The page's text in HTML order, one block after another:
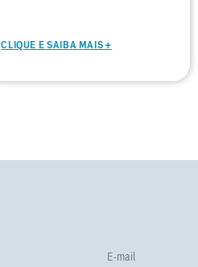
CLIQUE E SAIBA MAIS +